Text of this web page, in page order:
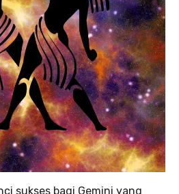
sukses bagi Gemini yang